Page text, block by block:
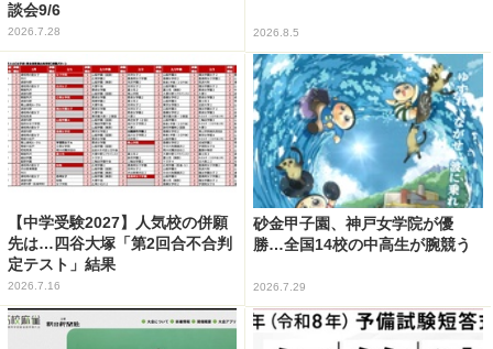
談会9/6
2026.7.28 2026.8.5
【中学受験2027】人気校の併願
先は…四谷大塚「第2回合不合判
定テスト」結果
2026.7.16
砂金甲子園、神戸女学院が優
勝…全国14校の中高生が腕競う
2026.7.29